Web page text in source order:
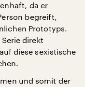
da er
begreift,
Prototyps.
direkt
diese sexistische
und somit der